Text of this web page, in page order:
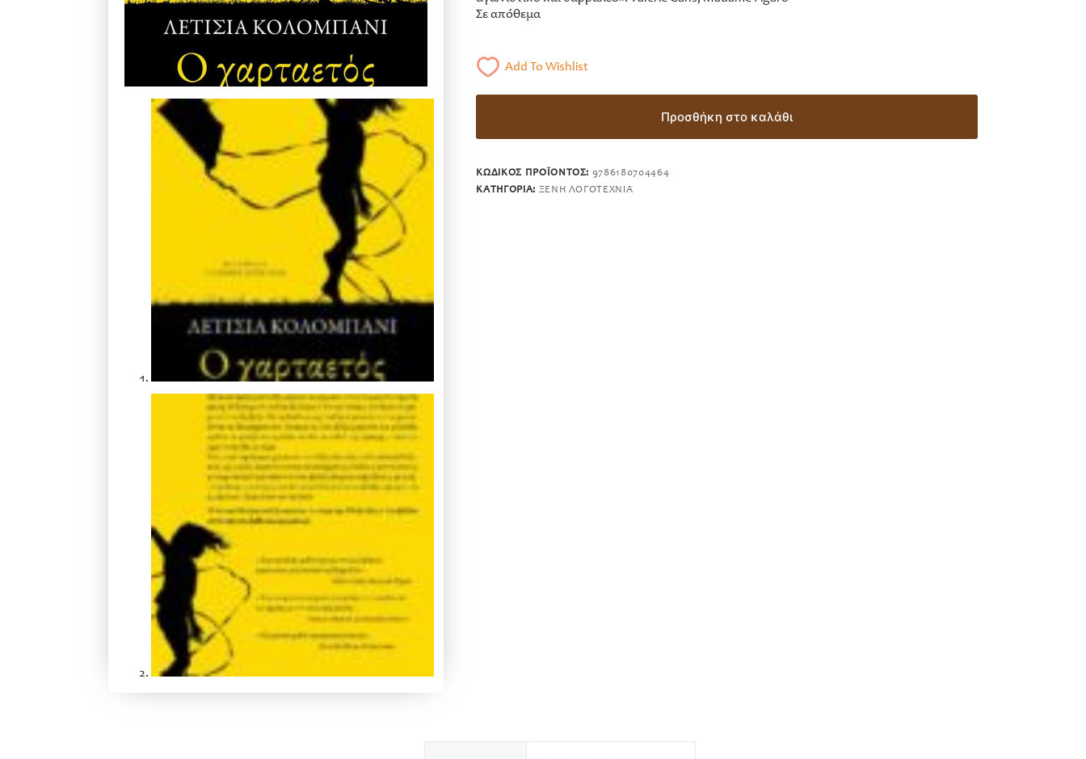
Σε απόθεμα
Add To Wishlist
Προσθήκη στο καλάθι
ΚΩΔΙΚΌΣ ΠΡΟΪΌΝΤΟΣ: 9786180704464
ΚΑΤΗΓΟΡΊΑ: ΞΈΝΗ ΛΟΓΟΤΕΧΝΊΑ